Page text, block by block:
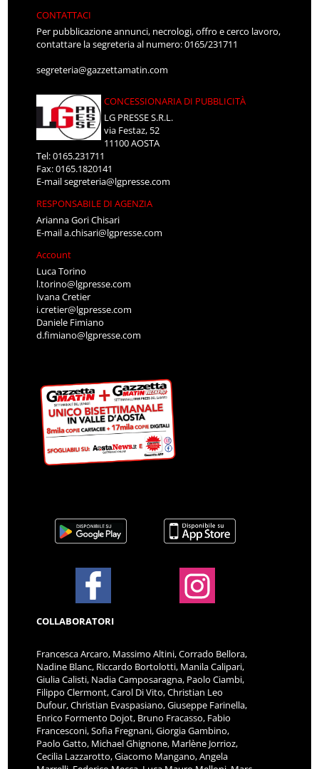
CONTATTACI
Per pubblicazione annunci, necrologi, offro e cerco lavoro,
contattare la segreteria al numero: 0165/231711
segreteria@gazzettamatin.com
CONCESSIONARIA DI PUBBLICITÀ
LG PRESSE S.R.L.
via Festaz, 52
11100 AOSTA
Tel: 0165.231711
Fax: 0165.1820141
E-mailsegreteria@lgpresse.com
RESPONSABILE DI AGENZIA
Arianna Gori Chisari
E-maila.chisari@lgpresse.com
Account
Luca Torino
l.torino@lgpresse.com
Ivana Cretier
i.cretier@lgpresse.com
Daniele Fimiano
d.fimiano@lgpresse.com
COLLABORATORI
Francesca Arcaro, Massimo Altini, Corrado Bellora,
Nadine Blanc, Riccardo Bortolotti, Manila Calipari,
Giulia Calisti, Nadia Camposaragna, Paolo Ciambi,
Filippo Clermont, Carol Di Vito, Christian Leo
Dufour, Christian Evaspasiano, Giuseppe Farinella,
Enrico Formento Dojot, Bruno Fracasso, Fabio
Francesconi, Sofia Fregnani, Giorgia Gambino,
Paolo Gatto, Michael Ghignone, Marlène Jorrioz,
Cecilia Lazzarotto, Giacomo Mangano, Angela